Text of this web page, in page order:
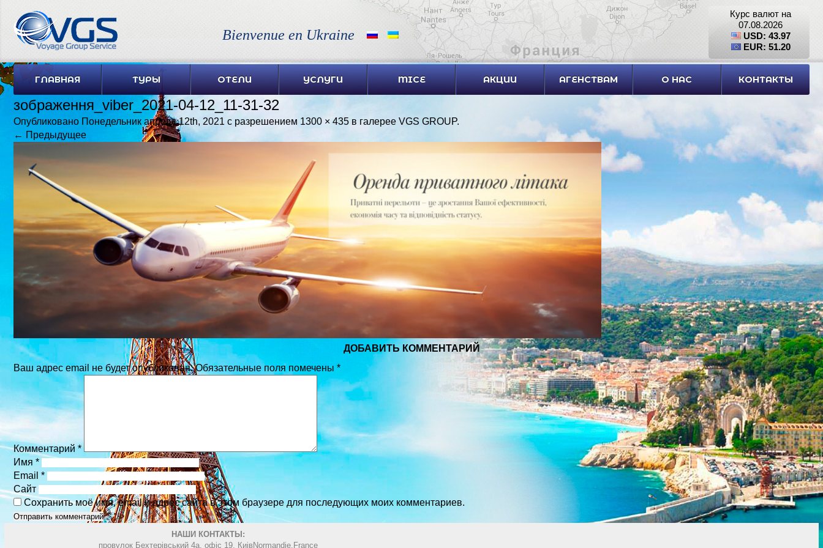
Bienvenue en Ukraine
Курс валют на
07.08.2026
USD: 43.97
EUR: 51.20
ГЛАВНАЯ ТУРЫ ОТЕЛИ УСЛУГИ MICE АКЦИИ АГЕНСТВАМ О НАС КОНТАКТЫ
зображення_viber_2021-04-12_11-31-32
Опубликовано Понедельник апреля 12th, 2021 с разрешением 1300 × 435 в галерее VGS GROUP.
← Предыдущее
ДОБАВИТЬ КОММЕНТАРИЙ
Ваш адрес email не будет опубликован. Обязательные поля помечены *
Комментарий*
Имя *
Email *
Сайт
Сохранить моё имя, email и адрес сайта в этом браузере для последующих моих комментариев.
НАШИ КОНТАКТЫ:
провулок Бехтерівський 4а. офіс 19, КиівNormandie,France